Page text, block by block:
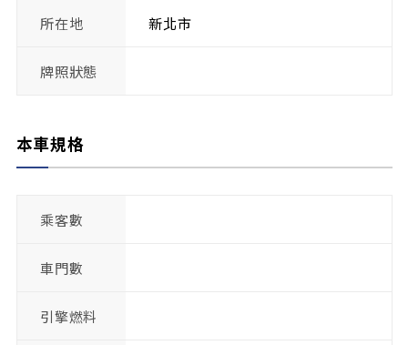
所在地 新北市
牌照狀態
本車規格
乘客數
車門數
引擎燃料